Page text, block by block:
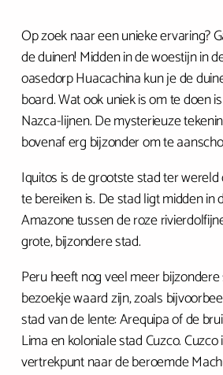
Op zoek naar een unieke ervaring?
de duinen! Midden in de woestijn in
oasedorp Huacachina kun je de
board. Wat ook uniek is om te doen
Nazca-lijnen. De mysterieuze
bovenaf erg bijzonder om te
Iquitos is de grootste stad ter
te bereiken is. De stad ligt midden in
Amazone tussen de roze
grote, bijzondere stad.
Peru heeft nog veel meer
bezoekje waard zijn, zoals
stad van de lente: Arequipa of de
Lima en koloniale stad Cuzco.
vertrekpunt naar de beroemde